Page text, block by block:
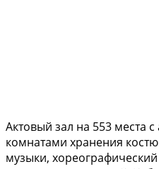
Актовый зал на 553 места
комнатами хранения
музыки,